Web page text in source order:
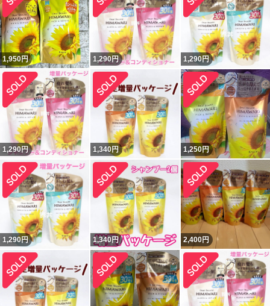
1,950円 1,290円 1,290円
1,290円 1,340円 1,250円
1,290円 1,340円 2,400円